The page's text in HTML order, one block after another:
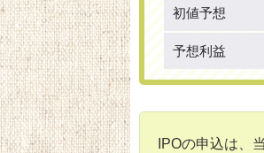
初値予想
予想利益
IPOの申込は、